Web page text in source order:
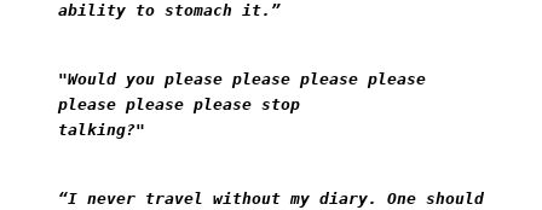
ability to stomach it.”
"Would you please please please please
please please please stop
talking?"
“I never travel without my diary. One should